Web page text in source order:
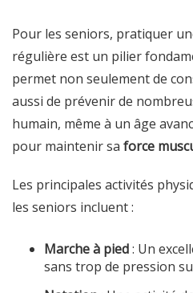
Pour les seniors, pratiquer
régulière est un pilier
permet non seulement de
aussi de prévenir de
humain, même à un âge
pour maintenir sa force
Les principales activités
les seniors incluent :
Marche à pied: Un
sans trop de pression